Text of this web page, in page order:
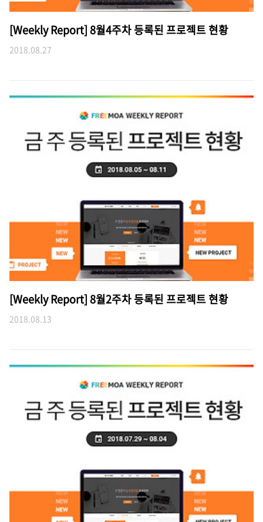
[Weekly Report] 8월4주차 등록된 프로젝트 현황
2018.08.27
[Weekly Report] 8월2주차 등록된 프로젝트 현황
2018.08.13